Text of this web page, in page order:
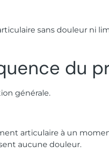
sans douleur ni
du
générale.
articulaire à un
aucune douleur.